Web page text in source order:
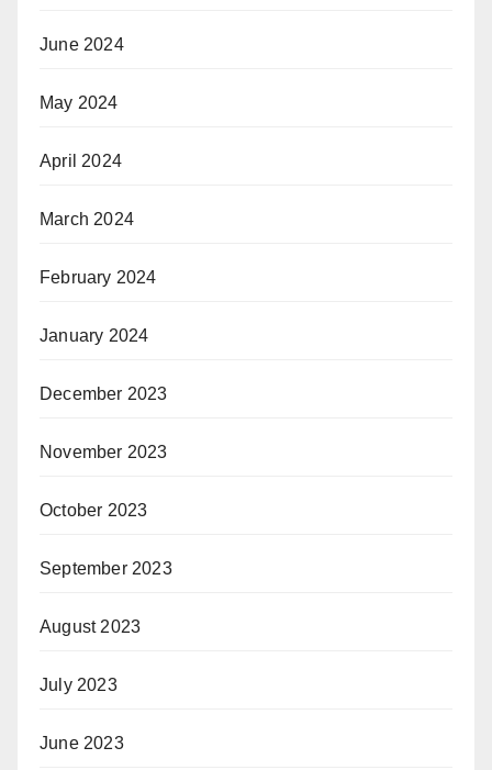
June 2024
May 2024
April 2024
March 2024
February 2024
January 2024
December 2023
November 2023
October 2023
September 2023
August 2023
July 2023
June 2023